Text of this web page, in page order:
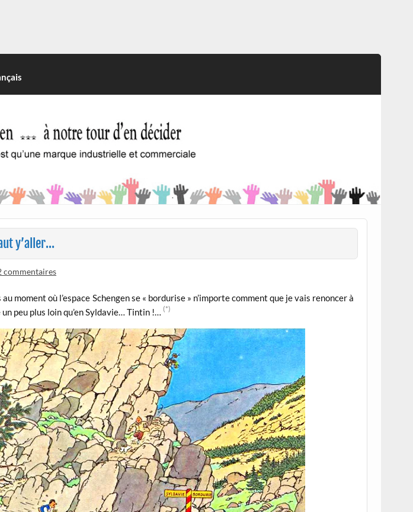
y’aller…
commentaires
moment où l’espace Schengen se « bordurise » n’importe comment que je vais renoncer à
peu plus loin qu’en Syldavie… Tintin !…
(*)